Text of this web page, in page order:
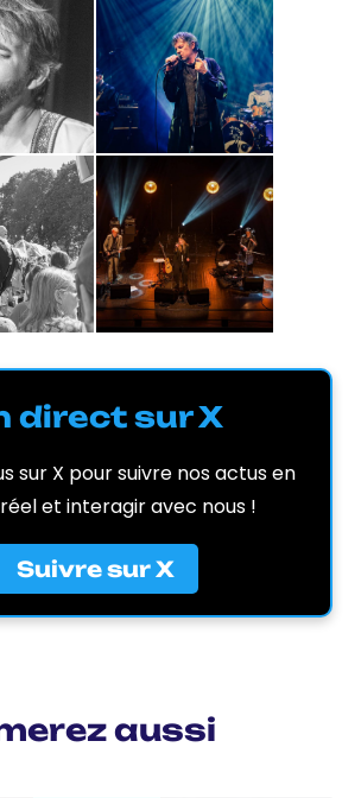
direct sur X
sur X pour suivre nos actus en
et interagir avec nous !
Suivre sur X
aussi